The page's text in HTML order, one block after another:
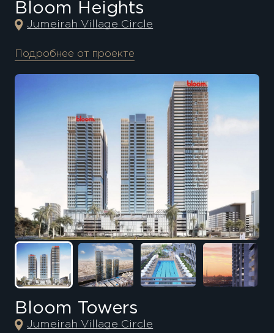
Bloom Heights
Jumeirah Village Circle
Подробнее от проекте
Bloom Towers
Jumeirah Village Circle